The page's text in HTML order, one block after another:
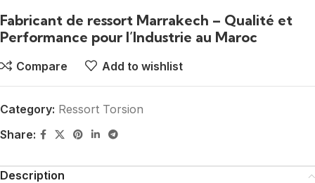
Fabricant de ressort Marrakech – Qualité et
Performance pour l’Industrie au Maroc
Compare Add to wishlist
Category: Ressort Torsion
Share:
Description